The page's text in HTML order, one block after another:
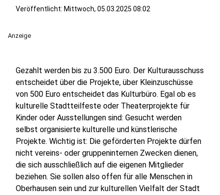
Veröffentlicht: Mittwoch, 05.03.2025 08:02
Anzeige
Gezahlt werden bis zu 3.500 Euro. Der Kulturausschuss
entscheidet über die Projekte, über Kleinzuschüsse
von 500 Euro entscheidet das Kulturbüro. Egal ob es
kulturelle Stadtteilfeste oder Theaterprojekte für
Kinder oder Ausstellungen sind: Gesucht werden
selbst organisierte kulturelle und künstlerische
Projekte. Wichtig ist: Die geförderten Projekte dürfen
nicht vereins- oder gruppeninternen Zwecken dienen,
die sich ausschließlich auf die eigenen Mitglieder
beziehen. Sie sollen also offen für alle Menschen in
Oberhausen sein und zur kulturellen Vielfalt der Stadt